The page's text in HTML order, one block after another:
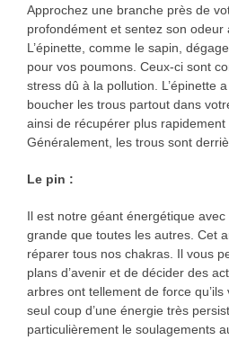
Approchez une branche près de
profondément et sentez son odeur
L’épinette, comme le sapin,
pour vos poumons. Ceux-ci sont
stress dû à la pollution. L’épinette
boucher les trous partout dans
ainsi de récupérer plus
Généralement, les trous sont
Le pin :
Il est notre géant énergétique
grande que toutes les autres. Cet
réparer tous nos chakras. Il vous
plans d’avenir et de décider des
arbres ont tellement de force qu’ils
seul coup d’une énergie très
particulièrement le soulagements